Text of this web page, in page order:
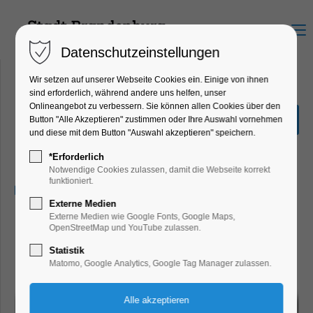
Menu
KIS-Projekttag
"Brandschutzhelden"
Ferienkalender
Datenschutzeinstellungen
Wir setzen auf unserer Webseite Cookies ein. Einige von ihnen
sind erforderlich, während andere uns helfen, unser
Onlineangebot zu verbessern. Sie können allen Cookies über den
Button "Alle Akzeptieren" zustimmen oder Ihre Auswahl vornehmen
und diese mit dem Button "Auswahl akzeptieren" speichern.
*Erforderlich
Notwendige Cookies zulassen, damit die Webseite korrekt
funktioniert.
Externe Medien
Externe Medien wie Google Fonts, Google Maps,
OpenStreetMap und YouTube zulassen.
Statistik
Matomo, Google Analytics, Google Tag Manager zulassen.